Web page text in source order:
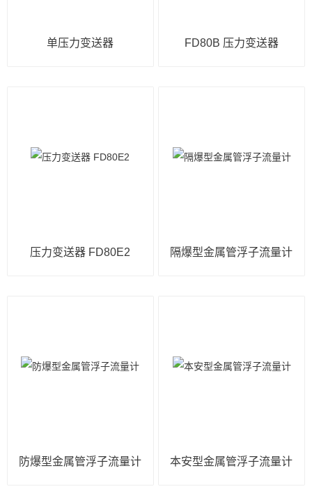
单压力变送器 FD80B 压力变送器
压力变送器 FD80E2 隔爆型金属管浮子流量计
防爆型金属管浮子流量计 本安型金属管浮子流量计